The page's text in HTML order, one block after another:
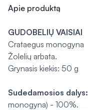
Apie produktą
GUDOBELIŲ VAISIAI
Crataegus monogyna
Žolelių arbata.
Grynasis kiekis: 50 g
Sudedamosios dalys:
monogyna) - 100%.